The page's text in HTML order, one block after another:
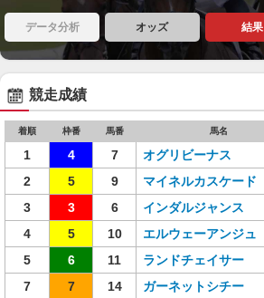
データ分析 オッズ 結果
競走成績
着順 枠番 馬番 馬名
1 4 7 オグリビーナス
2
5 9 マイネルカスケード
3
3 6 インダルジャンス
4
5 10 エルウェーアンジュ
5
6 11 ランドチェイサー
7
7 14 ガーネットシチー